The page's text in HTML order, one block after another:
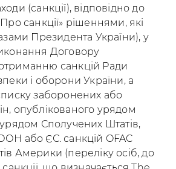
(санкції), відповідно до
санкції» рішеннями, які
Президента України), у
Договору
санкцій Ради
і оборони України, а
заборонених або
опублікованого урядом
Сполучених Штатів,
або ЄС. санкцій OFAC
Америки (переліку осіб, до